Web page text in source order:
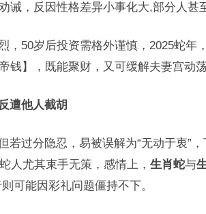
诫，反因性格差异小事化大,部分人甚
，50岁后投资需格外谨慎，2025蛇年
钱】，既能聚财，又可缓解夫妻宫动
遭他人截胡
若过分隐忍，易被误解为“无动于衷”
人尤其束手无策，感情上， 生肖蛇与
可能因彩礼问题僵持不下。